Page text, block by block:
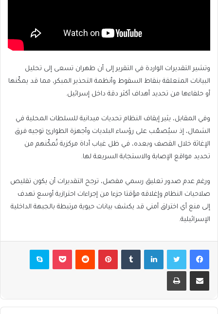
وتشير التقديرات الواردة في التقرير إلى أن طهران تسعى إلى تحليل
البيانات المتعلقة بنقاط السقوط وأنظمة التحذير المبكر، مما قد يمكّنها
أو حلفاءها من تحديد أهداف أكثر دقة داخل إسرائيل.
وفي المقابل، يثير إيقاف النظام تحديات ميدانية للسلطات المحلية في
الشمال، إذ سيُصعّب على رؤساء البلديات وأجهزة الطوارئ توجيه فرق
الإغاثة خلال القصف وبعده، في ظل غياب أداة مركزية تُمكّنهم من
تحديد مواقع الإصابة والاستجابة السريعة لها.
ورغم عدم صدور تعليق رسمي مفصل، ترجح التقديرات أن يكون تقليص
صلاحيات النظام وإغلاقه مؤقتا جزءا من إجراءات احترازية أوسع تهدف
إلى منع أي اختراق أمني قد يكشف بيانات حيوية مرتبطة بالجبهة الداخلية
الإسرائيلية.
فيسبوكتويتر لينكدإن بينتيريست بوكيت سكايب
مشاركة عبر البريد طباعة